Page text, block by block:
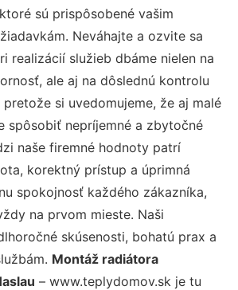
sú prispôsobené vašim
Neváhajte a ozvite sa
realizácií služieb dbáme nielen na
ale aj na dôslednú kontrolu
si uvedomujeme, že aj malé
spôsobiť nepríjemné a zbytočné
naše firemné hodnoty patrí
korektný prístup a úprimná
spokojnosť každého zákazníka,
na prvom mieste. Naši
skúsenosti, bohatú prax a
Montáž radiátora
– www.teplydomov.sk je tu